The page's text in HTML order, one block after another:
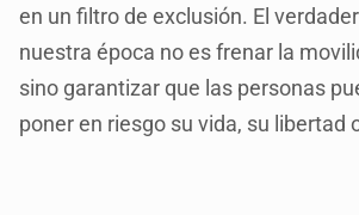
en un filtro de exclusión. El
nuestra época no es frenar la
sino garantizar que las personas
poner en riesgo su vida, su libertad